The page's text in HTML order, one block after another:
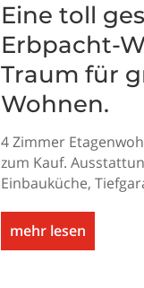
Eine toll
Erbpacht-
Traum für
Wohnen.
4 Zimmer
zum Kauf.
Einbauküche,
mehr lesen